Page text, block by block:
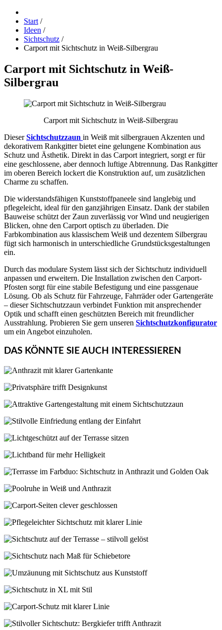
Start /
Ideen /
Sichtschutz /
Carport mit Sichtschutz in Weiß-Silbergrau
Carport mit Sichtschutz in Weiß-
Silbergrau
Carport mit Sichtschutz in Weiß-Silbergrau
DieserSichtschutzzaun in Weiß mit silbergrauen Akzenten und
dekorativem Rankgitter bietet eine gelungene Kombination aus
Schutz und Ästhetik. Direkt in das Carport integriert, sorgt er für
eine geschlossene, aber dennoch luftige Abtrennung. Das Rankgitter
im oberen Bereich lockert die Konstruktion auf, um zusätzlichen
Charme zu schaffen.
Die widerstandsfähigen Kunststoffpaneele sind langlebig und
pflegeleicht, ideal für den ganzjährigen Einsatz. Dank der stabilen
Bauweise schützt der Zaun zuverlässig vor Wind und neugierigen
Blicken, ohne den Carport optisch zu überladen. Die
Farbkombination aus klassischem Weiß und dezentem Silbergrau
fügt sich harmonisch in unterschiedliche Grundstücksgestaltungen
ein.
Durch das modulare System lässt sich der Sichtschutz individuell
anpassen und erweitern. Die Installation zwischen den Carport-
Pfosten sorgt für eine stabile Befestigung und eine passgenaue
Lösung. Ob als Schutz für Fahrzeuge, Fahrräder oder Gartengeräte
– dieser Sichtschutzzaun verbindet Funktion mit ansprechender
Optik und schafft einen geschützten Bereich mit freundlicher
Ausstrahlung. Probieren Sie gern unseren Sichtschutzkonfigurator
um ein Angebot einzuholen.
DAS KÖNNTE SIE AUCH INTERESSIEREN